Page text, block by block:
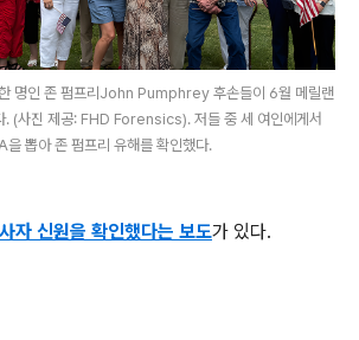
명인 존 펌프리John Pumphrey 후손들이 6월 메릴랜
. (사진 제공: FHD Forensics). 저들 중 세 여인에게서
을 뽑아 존 펌프리 유해를 확인했다.
자 신원을 확인했다는 보도가 있다.